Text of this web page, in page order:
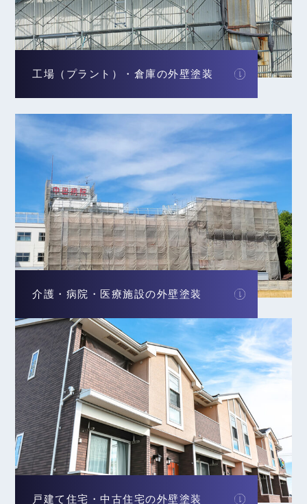
工場（プラント）・倉庫の外壁塗装
介護・病院・医療施設の外壁塗装
戸建て住宅・中古住宅の外壁塗装